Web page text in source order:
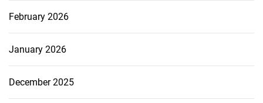
February 2026
January 2026
December 2025